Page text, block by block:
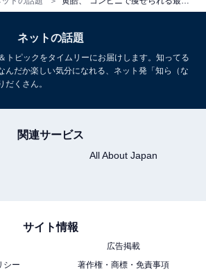
ネットの話題
トピックをタイムリーにお届けします。知ってる
んだか楽しい気分になれる、ネット発「知ら（な
だくさん。
関連サービス
All About Japan
サイト情報
広告掲載
シー
著作権・商標・免責事項